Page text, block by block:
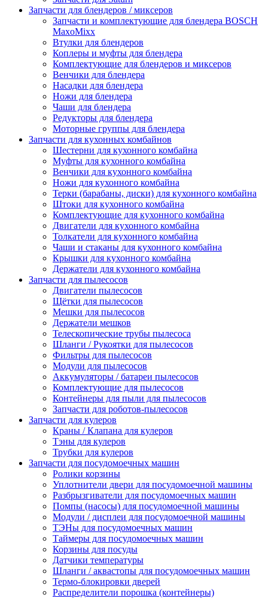
Запчасти для блендеров / миксеров
Запчасти и комплектующие для блендера BOSCH
MaxoMixx
Втулки для блендеров
Коплеры и муфты для блендера
Комплектующие для блендеров и миксеров
Венчики для блендера
Насадки для блендера
Ножи для блендера
Чаши для блендера
Редукторы для блендера
Моторные группы для блендера
Запчасти для кухонных комбайнов
Шестерни для кухонного комбайна
Муфты для кухонного комбайна
Венчики для кухонного комбайна
Ножи для кухонного комбайна
Терки (барабаны, диски) для кухонного комбайна
Штоки для кухонного комбайна
Комплектующие для кухонного комбайна
Двигатели для кухонного комбайна
Толкатели для кухонного комбайна
Чаши и стаканы для кухонного комбайна
Крышки для кухонного комбайна
Держатели для кухонного комбайна
Запчасти для пылесосов
Двигатели пылесосов
Щётки для пылесосов
Мешки для пылесосов
Держатели мешков
Телескопические трубы пылесоса
Шланги / Рукоятки для пылесосов
Фильтры для пылесосов
Модули для пылесосов
Аккумуляторы / батареи пылесосов
Комплектующие для пылесосов
Контейнеры для пыли для пылесосов
Запчасти для роботов-пылесосов
Запчасти для кулеров
Краны / Клапана для кулеров
Тэны для кулеров
Трубки для кулеров
Запчасти для посудомоечных машин
Ролики корзины
Уплотнители двери для посудомоечной машины
Разбрызгиватели для посудомоечных машин
Помпы (насосы) для посудомоечной машины
Модули / дисплеи для посудомоечной машины
ТЭНы для посудомоечных машин
Таймеры для посудомоечных машин
Корзины для посуды
Датчики температуры
Шланги / аквастопы для посудомоечных машин
Термо-блокировки дверей
Распределители порошка (контейнеры)